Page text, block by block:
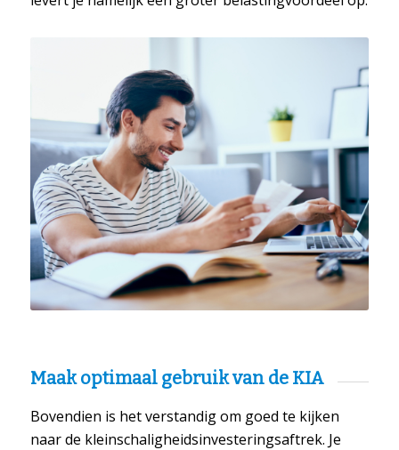
Maak optimaal gebruik van de KIA
Bovendien is het verstandig om goed te kijken
naar de kleinschaligheidsinvesteringsaftrek. Je